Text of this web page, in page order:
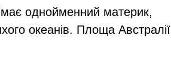
однойменний материк,
океанів. Площа Австралії